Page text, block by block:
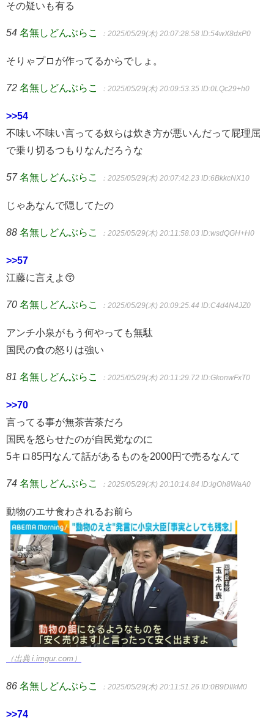
その疑いも有る
54 名無しどんぶらこ ：2025/05/29(木) 20:07:28.58 ID:54wX8dxP0
そりゃプロが作ってるからでしょ。
72 名無しどんぶらこ ：2025/05/29(木) 20:09:53.35 ID:0LQc29+h0
>>54
不味い不味い言ってる奴らは炊き方が悪いんだって屁理屈
で乗り切るつもりなんだろうな
57 名無しどんぶらこ ：2025/05/29(木) 20:07:42.23 ID:6BkkcNX10
じゃあなんで隠してたの
88 名無しどんぶらこ ：2025/05/29(木) 20:11:58.03 ID:wsdQGH+H0
>>57
江藤に言えよ😙
70 名無しどんぶらこ ：2025/05/29(木) 20:09:25.44 ID:C4d4N4JZ0
アンチ小泉がもう何やっても無駄
国民の食の怒りは強い
81 名無しどんぶらこ ：2025/05/29(木) 20:11:29.72 ID:GkonwFxT0
>>70
言ってる事が無茶苦茶だろ
国民を怒らせたのが自民党なのに
5キロ85円なんて話があるものを2000円で売るなんて
74 名無しどんぶらこ ：2025/05/29(木) 20:10:14.84 ID:lgOh8WaA0
動物のエサ食わされるお前ら
（出典 i.imgur.com）
86 名無しどんぶらこ ：2025/05/29(木) 20:11:51.26 ID:0B9DIlkM0
>>74